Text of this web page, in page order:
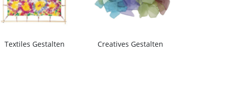
Textiles Gestalten Creatives Gestalten